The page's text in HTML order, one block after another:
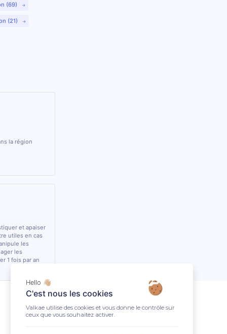
(69)
(21)
la région
et apaiser
utiles en cas
les
les
1 fois par an
Hello 👋🏼
C'est nous les cookies
Valkae utilise des cookies et vous donne le contrôle sur
ceux que vous souhaitez activer.